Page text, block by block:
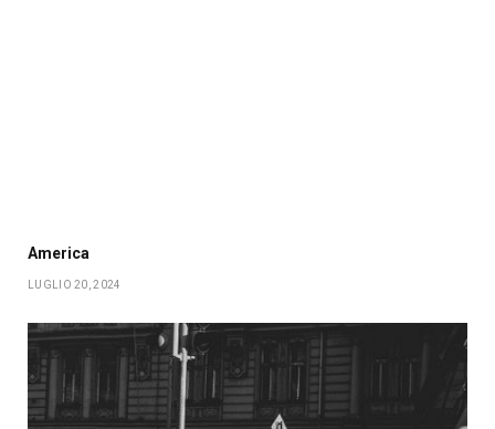
America
LUGLIO 20, 2024